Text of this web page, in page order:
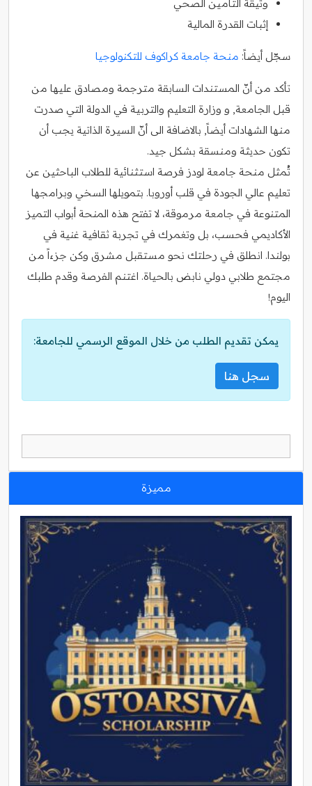
وثيقة التأمين الصحي
إثبات القدرة المالية
سجّل أيضاً: منحة جامعة كراكوف للتكنولوجيا
تأكد من أنّ المستندات السابقة مترجمة ومصادق عليها من
قبل الجامعة, و وزارة التعليم والتربية في الدولة التي صدرت
منها الشهادات أيضاً, بالاضافة الى أنّ السيرة الذاتية يجب أن
تكون حديثة ومنسقة بشكل جيد.
تُمثل منحة جامعة لودز فرصة استثنائية للطلاب الباحثين عن
تعليم عالي الجودة في قلب أوروبا. بتمويلها السخي وبرامجها
المتنوعة في جامعة مرموقة، لا تفتح هذه المنحة أبواب التميز
الأكاديمي فحسب، بل وتغمرك في تجربة ثقافية غنية في
بولندا. انطلق في رحلتك نحو مستقبل مشرق وكن جزءاً من
مجتمع طلابي دولي نابض بالحياة. اغتنم الفرصة وقدم طلبك
اليوم!
يمكن تقديم الطلب من خلال الموقع الرسمي للجامعة:
سجل هنا
مميزة